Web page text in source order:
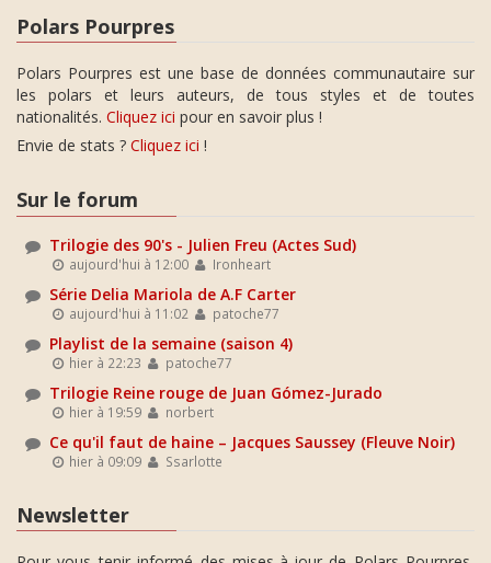
Polars Pourpres
Polars Pourpres est une base de données communautaire sur
les polars et leurs auteurs, de tous styles et de toutes
nationalités. Cliquez ici pour en savoir plus !
Envie de stats ? Cliquez ici !
Sur le forum
Trilogie des 90's - Julien Freu (Actes Sud)
aujourd'hui à 12:00 Ironheart
Série Delia Mariola de A.F Carter
aujourd'hui à 11:02 patoche77
Playlist de la semaine (saison 4)
hier à 22:23 patoche77
Trilogie Reine rouge de Juan Gómez-Jurado
hier à 19:59 norbert
Ce qu'il faut de haine – Jacques Saussey (Fleuve Noir)
hier à 09:09 Ssarlotte
Newsletter